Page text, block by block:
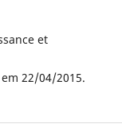
et
22/04/2015.